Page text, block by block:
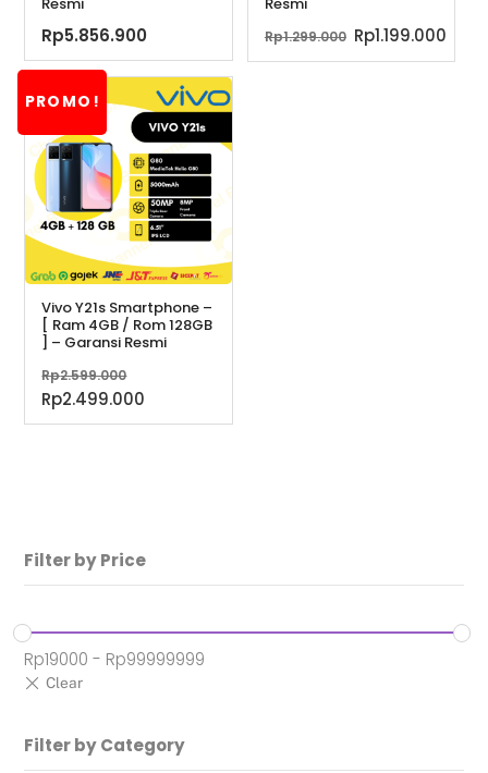
Rp5.856.900 Rp1.299.000 Harga
aslinya
Rp1.199.000
saat
PROMO!
Vivo Y21s Smartphone –
[ Ram 4GB / Rom 128GB
] – Garansi Resmi
Rp2.599.000
aslinya
adalah:
Rp2.499.000
saat
Filter by Price
Rp19000 - Rp99999999
Filter by Category